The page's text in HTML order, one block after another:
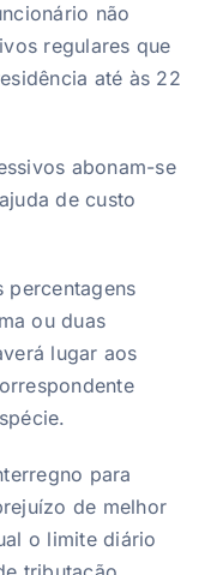
não
regulares que
até às 22
abonam-se
de custo
percentagens
ou duas
lugar aos
para
de melhor
o limite diário